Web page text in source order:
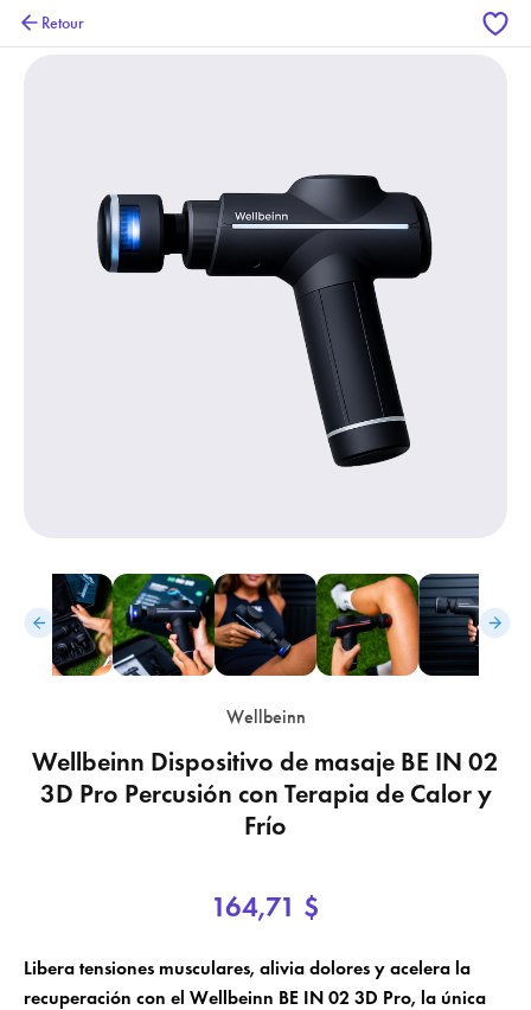
Retour
Wellbeinn
Wellbeinn Dispositivo de masaje BE IN 02
3D Pro Percusión con Terapia de Calor y
Frío
164,71 $
Libera tensiones musculares, alivia dolores y acelera la
recuperación con el Wellbeinn BE IN 02 3D Pro, la única
Crear lista de deseos ×
Cancelar Crear lista de deseos
×
Iniciar sesión